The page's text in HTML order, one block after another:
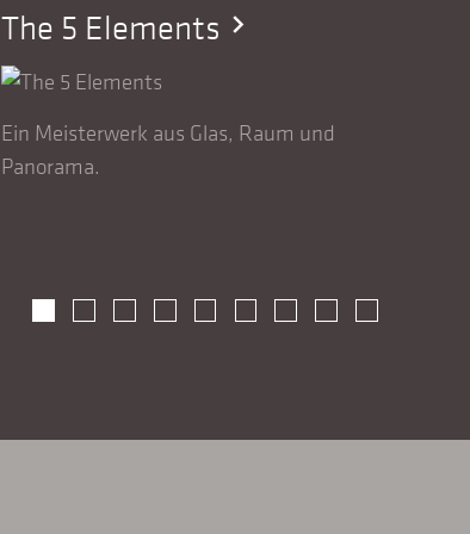
The 5 Elements chevron_right
Ein Meisterwerk aus Glas, Raum und
Panorama.